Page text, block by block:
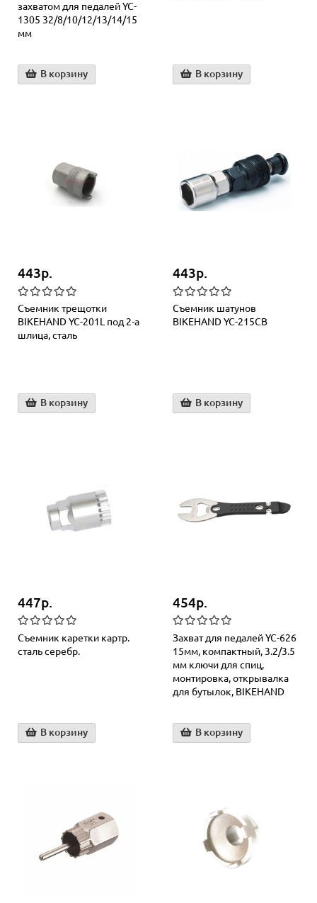
захватом для педалей YC-
1305 32/8/10/12/13/14/15
мм
В корзину В корзину
443р.
Съемник трещотки
BIKEHAND YC-201L под 2-а
шлица, сталь
В корзину
443р.
Съемник шатунов
BIKEHAND YC-215CB
В корзину
447р.
Съемник каретки картр.
сталь серебр.
В корзину
454р.
Захват для педалей YC-626
15мм, компактный, 3.2/3.5
мм ключи для спиц,
монтировка, открывалка
для бутылок, BIKEHAND
В корзину